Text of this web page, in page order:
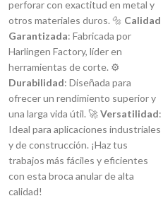
perforar con exactitud en metal y
otros materiales duros. 🔩 Calidad
Garantizada: Fabricada por
Harlingen Factory, líder en
herramientas de corte. ⚙️
Durabilidad: Diseñada para
ofrecer un rendimiento superior y
una larga vida útil. 🚀Versatilidad:
Ideal para aplicaciones industriales
y de construcción. ¡Haz tus
trabajos más fáciles y eficientes
con esta broca anular de alta
calidad!